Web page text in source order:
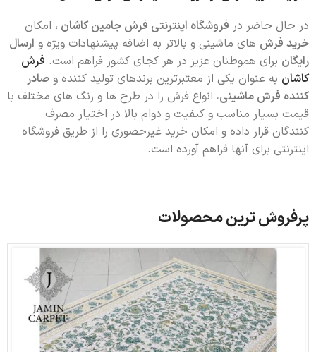
در حال حاضر در فروشگاه اینترنتی فرش جامین کاشان ، امکان
خرید فرش های ماشینی و بالاتر به اضافه پیشنهادات ویژه و ارسال
رایگان برای هموطنان عزیز در هر کجای کشور فراهم است. فرش
کاشان به عنوان یکی از معتبرترین برندهای تولید کننده و صادر
کننده فرش ماشینی، انواع فرش را در طرح ها و رنگ های مختلف با
قیمت بسیار مناسب و کیفیت و دوام بالا در اختیار مصرف
کنندگان قرار داده و امکان خرید غیرحضوری را از طریق فروشگاه
اینترنتی برای آنها فراهم آورده است.
پرفروش ترین محصولات